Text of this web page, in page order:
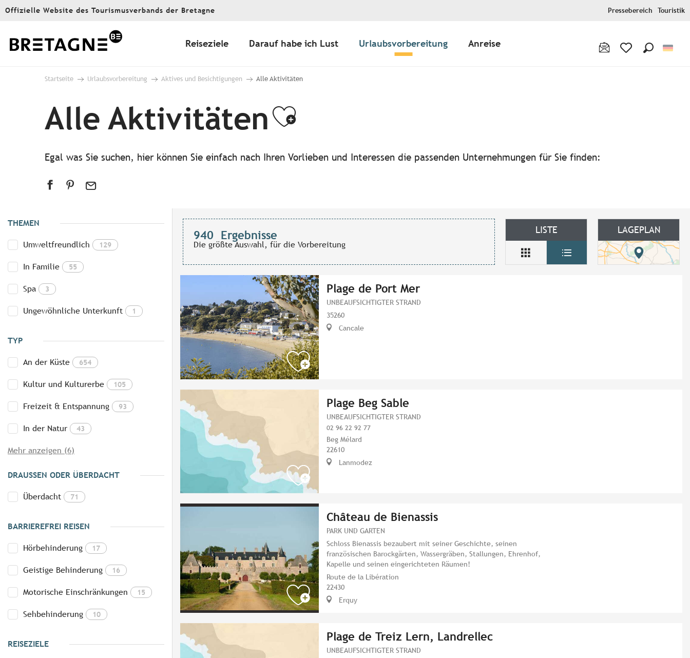
Aller
principal
Offizielle Website des Tourismusverbands der Bretagne Pressebereich Touristik
Reiseziele Darauf habe ich Lust Urlaubsvorbereitung Anreise
Startseite Urlaubsvorbereitung Aktives und Besichtigungen Alle Aktivitäten
Alle AktivitätenAjouter aux favoris
Egal was Sie suchen, hier können Sie einfach nach Ihren Vorlieben und Interessen die passenden Unternehmungen für Sie finden:
THEMEN
Umweltfreundlich 129
In Familie 55
Spa 3
Ungewöhnliche Unterkunft 1
TYP
An der Küste 654
Kultur und Kulturerbe 105
Freizeit & Entspannung 93
In der Natur 43
Mehr anzeigen (6)
DRAUSSEN ODER ÜBERDACHT
Überdacht 71
BARRIEREFREI REISEN
Hörbehinderung 17
Geistige Behinderung 16
Motorische Einschränkungen 15
Sehbehinderung 10
REISEZIELE
940 Ergebnisse
Die größte Auswahl, für die Vorbereitung
LISTE LAGEPLAN
Plage de Port Mer
UNBEAUFSICHTIGTER STRAND
35260
Cancale
Plage Beg Sable
UNBEAUFSICHTIGTER STRAND
02 96 22 92 77
Beg Mélard
22610
Lanmodez
Château de Bienassis
PARK UND GARTEN
Schloss Bienassis bezaubert mit seiner Geschichte, seinen
französischen Barockgärten, Wassergräben, Stallungen, Ehrenhof,
Kapelle und seinen eingerichteten Räumen!
Route de la Libération
22430
Erquy
Plage de Treiz Lern, Landrellec
UNBEAUFSICHTIGTER STRAND